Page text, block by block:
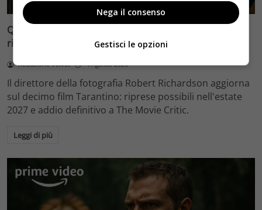
Quentin Tarantino e il decimo film: Robert Richardson
rivela riprese forse nel 2027 e l’addio a The Movie Critic
Redazione Velvet 4 Agosto 2026
Il direttore della fotografia Robert Richardson aggiorna
sul decimo film Tarantino: riprese possibili nell'estate
2027 e addio definitivo a The Movie Critic.
Leggi di più
Nega il consenso
Gestisci le opzioni